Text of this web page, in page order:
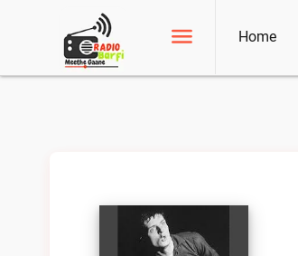
Home